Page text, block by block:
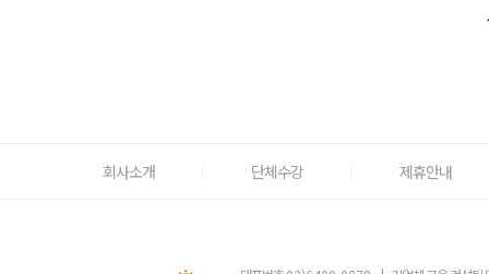
회사소개 단체수강 제휴안내